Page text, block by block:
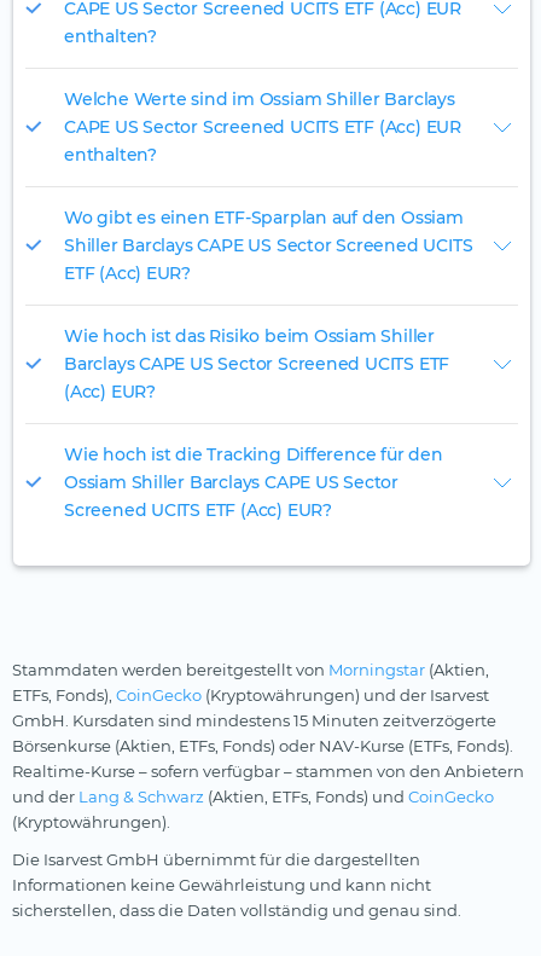
CAPE US Sector Screened UCITS ETF (Acc) EUR
enthalten?
Welche Werte sind im Ossiam Shiller Barclays
CAPE US Sector Screened UCITS ETF (Acc) EUR
enthalten?
Wo gibt es einen ETF-Sparplan auf den Ossiam
Shiller Barclays CAPE US Sector Screened UCITS
ETF (Acc) EUR?
Wie hoch ist das Risiko beim Ossiam Shiller
Barclays CAPE US Sector Screened UCITS ETF
(Acc) EUR?
Wie hoch ist die Tracking Difference für den
Ossiam Shiller Barclays CAPE US Sector
Screened UCITS ETF (Acc) EUR?
Stammdaten werden bereitgestellt von Morningstar (Aktien,
ETFs, Fonds), CoinGecko (Kryptowährungen) und der Isarvest
GmbH. Kursdaten sind mindestens 15 Minuten zeitverzögerte
Börsenkurse (Aktien, ETFs, Fonds) oder NAV-Kurse (ETFs, Fonds).
Realtime-Kurse – sofern verfügbar – stammen von den Anbietern
und der Lang & Schwarz (Aktien, ETFs, Fonds) und CoinGecko
(Kryptowährungen).
Die Isarvest GmbH übernimmt für die dargestellten
Informationen keine Gewährleistung und kann nicht
sicherstellen, dass die Daten vollständig und genau sind.